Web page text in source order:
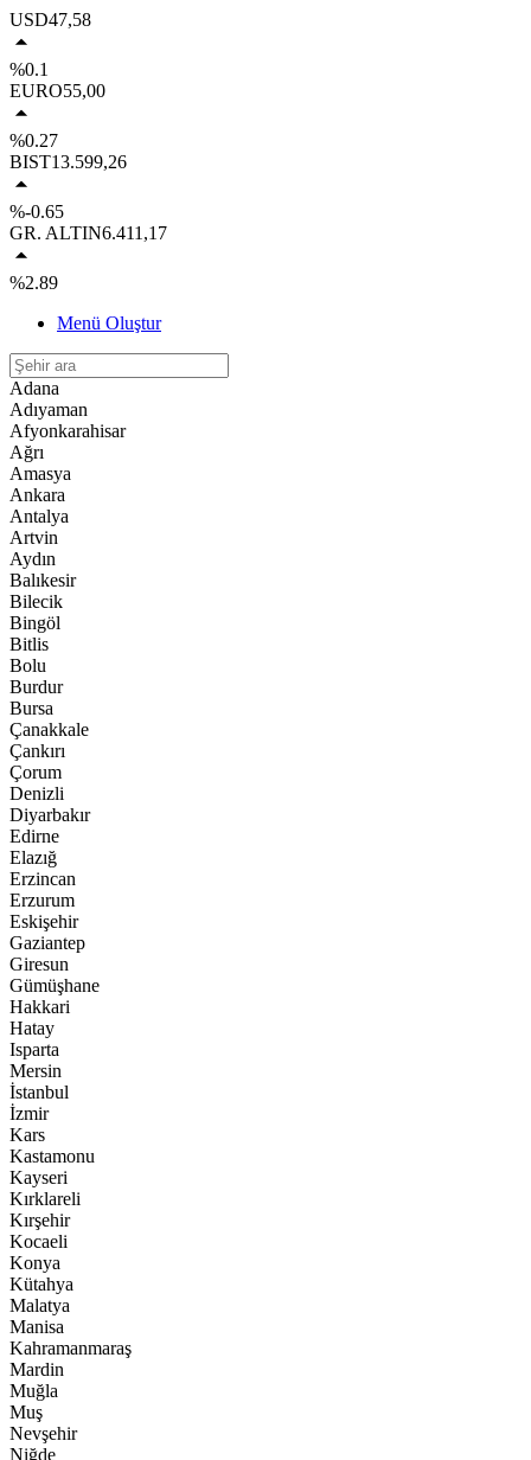
USD47,58
%0.1
EURO55,00
%0.27
BIST13.599,26
%-0.65
GR. ALTIN6.411,17
%2.89
Menü Oluştur
Adana
Adıyaman
Afyonkarahisar
Ağrı
Amasya
Ankara
Antalya
Artvin
Aydın
Balıkesir
Bilecik
Bingöl
Bitlis
Bolu
Burdur
Bursa
Çanakkale
Çankırı
Çorum
Denizli
Diyarbakır
Edirne
Elazığ
Erzincan
Erzurum
Eskişehir
Gaziantep
Giresun
Gümüşhane
Hakkari
Hatay
Isparta
Mersin
İstanbul
İzmir
Kars
Kastamonu
Kayseri
Kırklareli
Kırşehir
Kocaeli
Konya
Kütahya
Malatya
Manisa
Kahramanmaraş
Mardin
Muğla
Muş
Nevşehir
Niğde